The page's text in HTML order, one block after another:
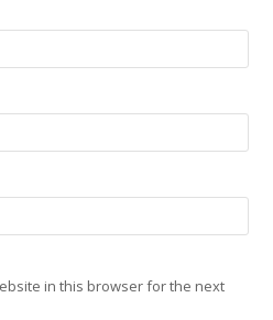
in this browser for the next